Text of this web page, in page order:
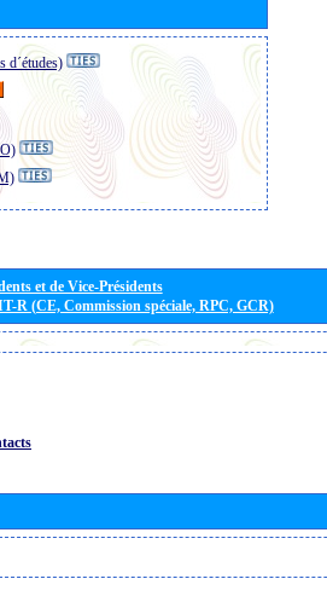
d´études)
et de Vice-Présidents
R (CE, Commission spéciale, RPC, GCR)